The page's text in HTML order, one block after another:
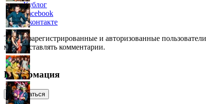
Кублог
Facebook
Вконтакте
Только зарегистрированные и авторизованные пользователи
могут оставлять комментарии.
Информация
подписаться